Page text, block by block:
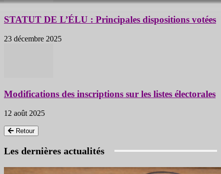
STATUT DE L’ÉLU : Principales dispositions votées
23 décembre 2025
Modifications des inscriptions sur les listes électorales
12 août 2025
Retour
Les dernières actualités